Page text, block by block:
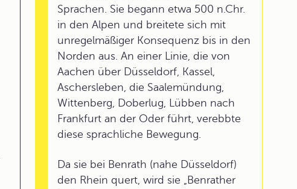
Sprachen. Sie begann etwa 500 n.Chr.
in den Alpen und breitete sich mit
unregelmäßiger Konsequenz bis in den
Norden aus. An einer Linie, die von
Aachen über Düsseldorf, Kassel,
Aschersleben, die Saalemündung,
Wittenberg, Doberlug, Lübben nach
Frankfurt an der Oder führt, verebbte
diese sprachliche Bewegung.
Da sie bei Benrath (nahe Düsseldorf)
den Rhein quert, wird sie „Benrather